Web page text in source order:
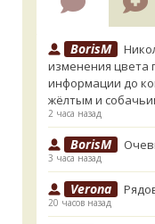
BorisM
изменения цвета
информации до
жёлтым и
2 часа назад
BorisM
3 часа назад
Verona
20 часов назад